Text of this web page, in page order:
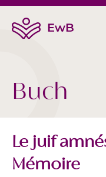
Buch
Le juif
Mémoire